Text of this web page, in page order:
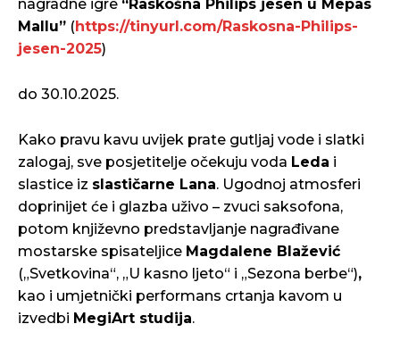
nagradne igre “Raskošna Philips jesen u Mepas
Mallu” (https://tinyurl.com/Raskosna-Philips-
jesen-2025)
do 30.10.2025.
Kako pravu kavu uvijek prate gutljaj vode i slatki
zalogaj, sve posjetitelje očekuju voda Leda i
slastice iz slastičarne Lana. Ugodnoj atmosferi
doprinijet će i glazba uživo – zvuci saksofona,
potom književno predstavljanje nagrađivane
mostarske spisateljice Magdalene Blažević
(„Svetkovina“, „U kasno ljeto“ i „Sezona berbe“),
kao i umjetnički performans crtanja kavom u
izvedbi MegiArt studija.